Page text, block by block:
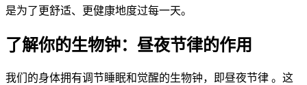
是为了更舒适、更健康地度过每一天。
了解你的生物钟：昼夜节律的作用
我们的身体拥有调节睡眠和觉醒的生物钟，即昼夜节律 。这